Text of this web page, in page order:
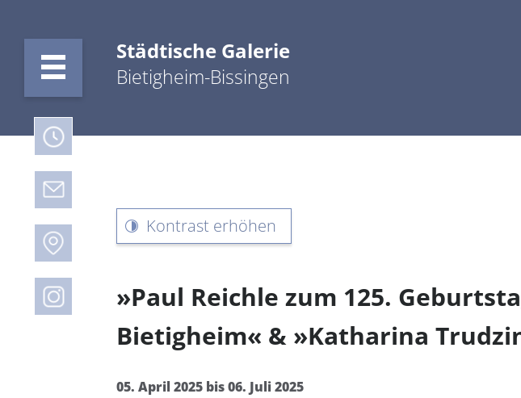
Städtische Galerie
Bietigheim-Bissingen
Kontrast erhöhen
»Paul Reichle zum 125.
Bietigheim« & »Katharina
05. April 2025 bis 06. Juli 2025